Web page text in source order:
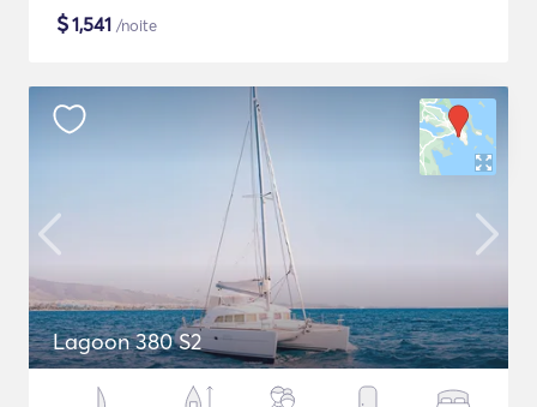
$1,541 /noite
Lagoon 380 S2